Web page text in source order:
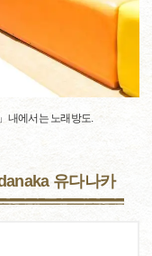
내에서는 노래방도.
유다나카